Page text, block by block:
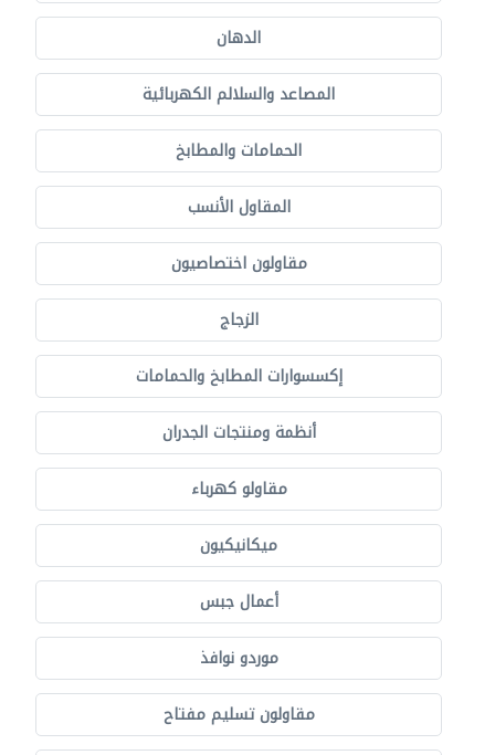
الدهان
المصاعد والسلالم الكهربائية
الحمامات والمطابخ
المقاول الأنسب
مقاولون اختصاصيون
الزجاج
إكسسوارات المطابخ والحمامات
أنظمة ومنتجات الجدران
مقاولو كهرباء
ميكانيكيون
أعمال جبس
موردو نوافذ
مقاولون تسليم مفتاح